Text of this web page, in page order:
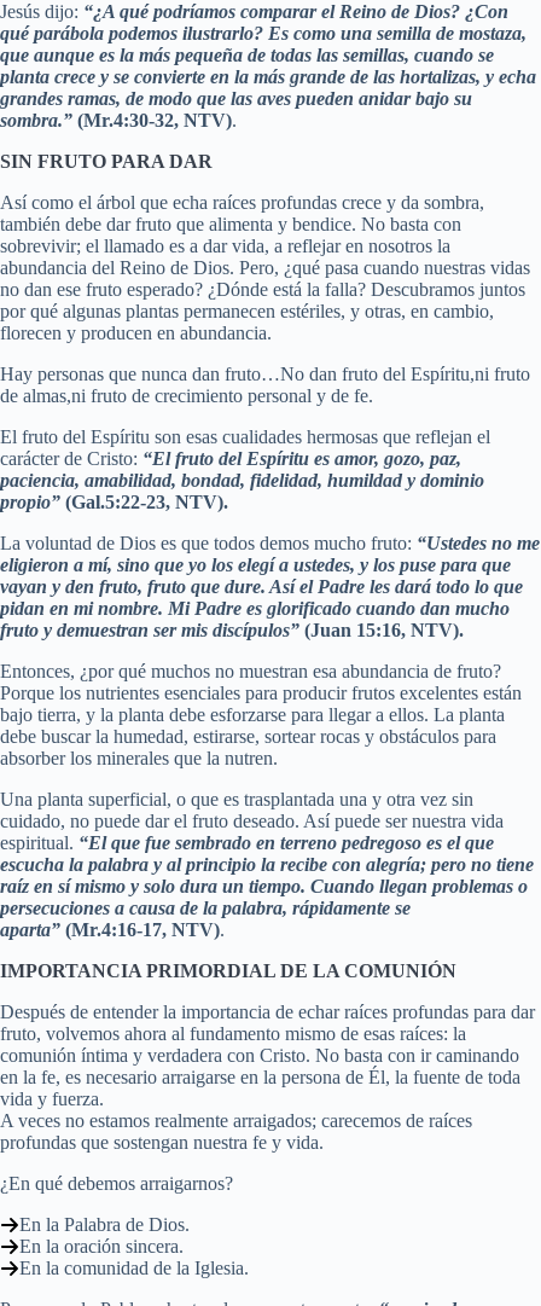
Jesús dijo: “¿A qué podríamos comparar el Reino de Dios? ¿Con
qué parábola podemos ilustrarlo? Es como una semilla de mostaza,
que aunque es la más pequeña de todas las semillas, cuando se
planta crece y se convierte en la más grande de las hortalizas, y echa
grandes ramas, de modo que las aves pueden anidar bajo su
sombra.” (Mr.4:30-32, NTV).
SIN FRUTO PARA DAR
Así como el árbol que echa raíces profundas crece y da sombra,
también debe dar fruto que alimenta y bendice. No basta con
sobrevivir; el llamado es a dar vida, a reflejar en nosotros la
abundancia del Reino de Dios. Pero, ¿qué pasa cuando nuestras vidas
no dan ese fruto esperado? ¿Dónde está la falla? Descubramos juntos
por qué algunas plantas permanecen estériles, y otras, en cambio,
florecen y producen en abundancia.
Hay personas que nunca dan fruto…No dan fruto del Espíritu,ni fruto
de almas,ni fruto de crecimiento personal y de fe.
El fruto del Espíritu son esas cualidades hermosas que reflejan el
carácter de Cristo: “El fruto del Espíritu es amor, gozo, paz,
paciencia, amabilidad, bondad, fidelidad, humildad y dominio
propio” (Gal.5:22-23, NTV).
La voluntad de Dios es que todos demos mucho fruto: “Ustedes no me
eligieron a mí, sino que yo los elegí a ustedes, y los puse para que
vayan y den fruto, fruto que dure. Así el Padre les dará todo lo que
pidan en mi nombre. Mi Padre es glorificado cuando dan mucho
fruto y demuestran ser mis discípulos” (Juan 15:16, NTV).
Entonces, ¿por qué muchos no muestran esa abundancia de fruto?
Porque los nutrientes esenciales para producir frutos excelentes están
bajo tierra, y la planta debe esforzarse para llegar a ellos. La planta
debe buscar la humedad, estirarse, sortear rocas y obstáculos para
absorber los minerales que la nutren.
Una planta superficial, o que es trasplantada una y otra vez sin
cuidado, no puede dar el fruto deseado. Así puede ser nuestra vida
espiritual. “El que fue sembrado en terreno pedregoso es el que
escucha la palabra y al principio la recibe con alegría; pero no tiene
raíz en sí mismo y solo dura un tiempo. Cuando llegan problemas o
persecuciones a causa de la palabra, rápidamente se
aparta” (Mr.4:16-17, NTV).
IMPORTANCIA PRIMORDIAL DE LA COMUNIÓN
Después de entender la importancia de echar raíces profundas para dar
fruto, volvemos ahora al fundamento mismo de esas raíces: la
comunión íntima y verdadera con Cristo. No basta con ir caminando
en la fe, es necesario arraigarse en la persona de Él, la fuente de toda
vida y fuerza.
A veces no estamos realmente arraigados; carecemos de raíces
profundas que sostengan nuestra fe y vida.
¿En qué debemos arraigarnos?
En la Palabra de Dios.
En la oración sincera.
En la comunidad de la Iglesia.